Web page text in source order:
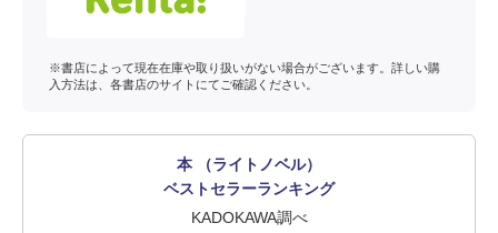
※書店によって現在在庫や取り扱いがない場合がございます。詳しい購
入方法は、各書店のサイトにてご確認ください。
本 （ライトノベル）
ベストセラーランキング
KADOKAWA調べ